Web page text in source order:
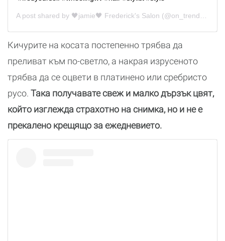
A post shared by 🖤jamie🖤 Frederick's Salon (@on_trend_hair) on
Кичурите на косата постепенно трябва да
преливат към по-светло, а накрая изрусеното
трябва да се оцвети в платинено или сребристо
русо. Така получавате свеж и малко дързък цвят,
който изглежда страхотно на снимка, но и не е
прекалено крещящо за ежедневието.